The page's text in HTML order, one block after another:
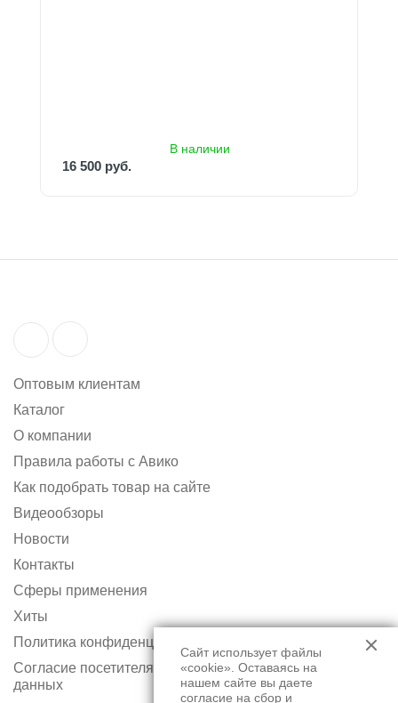
В наличии
16 500 руб.
Оптовым клиентам
Каталог
О компании
Правила работы с Авико
Как подобрать товар на сайте
Видеообзоры
Новости
Контакты
Сферы применения
Хиты
Политика конфиденциальности
Согласие посетителя сайта на обработку персональных
данных
Сайт использует файлы
«cookie». Оставаясь на
нашем сайте вы даете
согласие на сбор и